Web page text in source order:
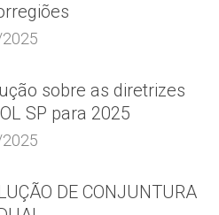
sobre as diretrizes
SP para 2025
DE CONJUNTURA